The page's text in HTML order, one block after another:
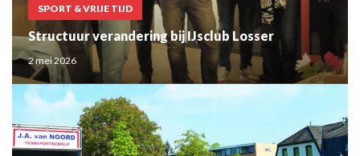
SPORT & VRIJE TIJD
Structuur verandering bij IJsclub Losser
2 mei 2026